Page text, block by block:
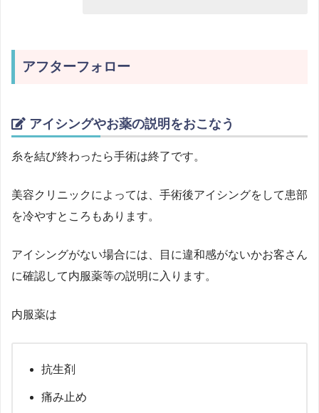
アフターフォロー
アイシングやお薬の説明をおこなう
糸を結び終わったら手術は終了です。
美容クリニックによっては、手術後アイシングをして患部
を冷やすところもあります。
アイシングがない場合には、目に違和感がないかお客さん
に確認して内服薬等の説明に入ります。
内服薬は
抗生剤
痛み止め